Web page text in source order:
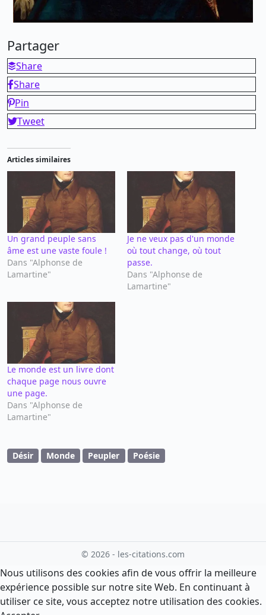
Partager
Share
Share
Pin
Tweet
Articles similaires
Un grand peuple sans
âme est une vaste foule !
Dans "Alphonse de
Lamartine"
Je ne veux pas d'un monde
où tout change, où tout
passe.
Dans "Alphonse de
Lamartine"
Le monde est un livre dont
chaque page nous ouvre
une page.
Dans "Alphonse de
Lamartine"
Désir Monde Peupler Poésie
© 2026 - les-citations.com
Nous utilisons des cookies afin de vous offrir la meilleure
expérience possible sur notre site Web. En continuant à
utiliser ce site, vous acceptez notre utilisation des cookies.